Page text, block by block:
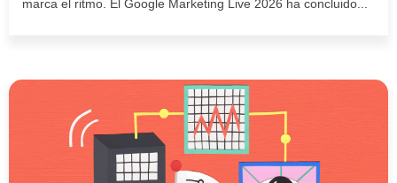
marca el ritmo. El Google Marketing Live 2026 ha concluido...